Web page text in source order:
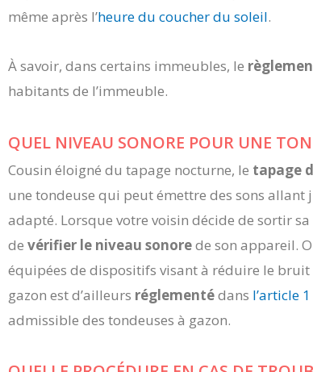
même après l’heure du coucher du soleil.
À savoir, dans certains immeubles, le
habitants de l’immeuble.
QUEL NIVEAU SONORE POUR UNE
Cousin éloigné du tapage nocturne, le tapage
une tondeuse qui peut émettre des sons allant
adapté. Lorsque votre voisin décide de sortir
de vérifier le niveau sonorede son appareil.
équipées de dispositifs visant à réduire le
gazon est d’ailleurs réglementédans l’article
admissible des tondeuses à gazon.